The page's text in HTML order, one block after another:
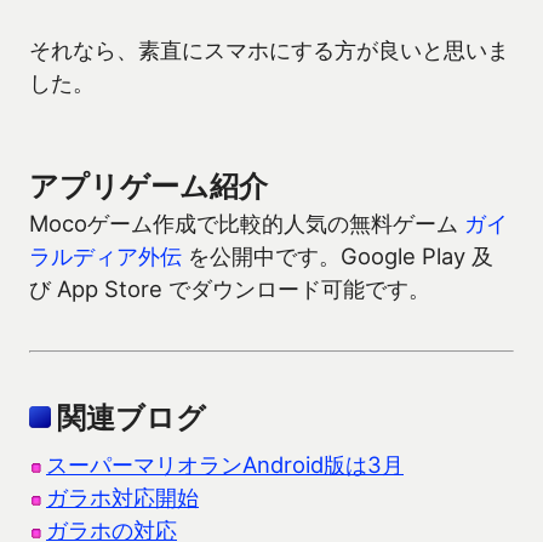
それなら、素直にスマホにする方が良いと思いま
した。
アプリゲーム紹介
Mocoゲーム作成で比較的人気の無料ゲーム ガイ
ラルディア外伝 を公開中です。Google Play 及
び App Store でダウンロード可能です。
関連ブログ
スーパーマリオランAndroid版は3月
ガラホ対応開始
ガラホの対応